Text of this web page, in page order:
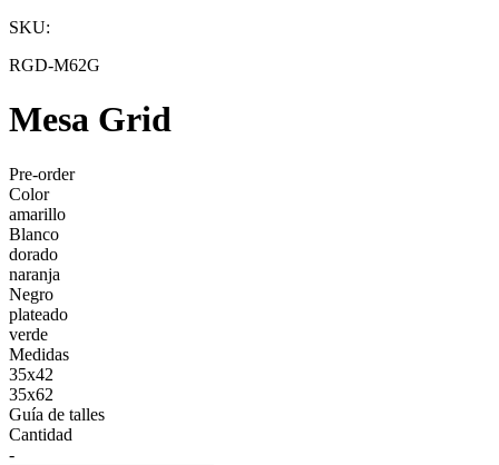
SKU:
RGD-M62G
Mesa Grid
Pre-order
Color
amarillo
Blanco
dorado
naranja
Negro
plateado
verde
Medidas
35x42
35x62
Guía de talles
Cantidad
-